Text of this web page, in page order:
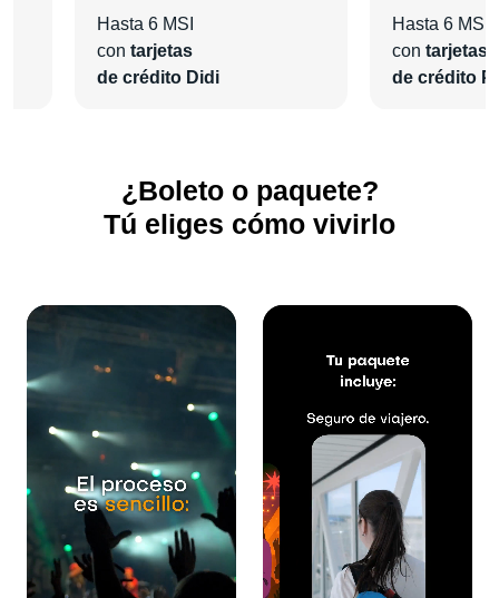
Hasta 6 MSI
con tarjetas
de crédito Didi
Hasta 6 MSI
con tarjetas
de crédito
¿Boleto o paquete?
Tú eliges cómo vivirlo